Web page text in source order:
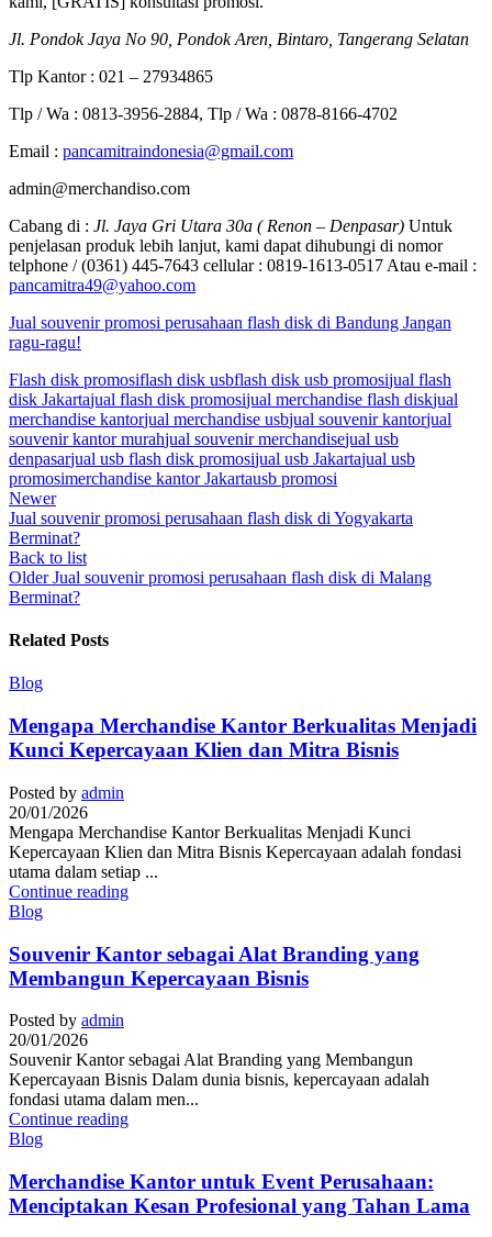
Jl. Pondok Jaya No 90, Pondok Aren, Bintaro, Tangerang Selatan
Tlp Kantor : 021 – 27934865
Tlp / Wa : 0813-3956-2884, Tlp / Wa : 0878-8166-4702
Email : pancamitraindonesia@gmail.com
admin@merchandiso.com
Cabang di : Jl. Jaya Gri Utara 30a ( Renon – Denpasar) Untuk
penjelasan produk lebih lanjut, kami dapat dihubungi di nomor
telphone / (0361) 445-7643 cellular : 0819-1613-0517 Atau e-mail :
pancamitra49@yahoo.com
Jual souvenir promosi perusahaan flash disk di Bandung Jangan
ragu-ragu!
Flash disk promosiflash disk usbflash disk usb promosijual flash
disk Jakartajual flash disk promosijual merchandise flash diskjual
merchandise kantorjual merchandise usbjual souvenir kantorjual
souvenir kantor murahjual souvenir merchandisejual usb
denpasarjual usb flash disk promosijual usb Jakartajual usb
promosimerchandise kantor Jakartausb promosi
Newer
Jual souvenir promosi perusahaan flash disk di Yogyakarta
Berminat?
Back to list
Older Jual souvenir promosi perusahaan flash disk di Malang
Berminat?
Related Posts
Blog
Mengapa Merchandise Kantor Berkualitas Menjadi
Kunci Kepercayaan Klien dan Mitra Bisnis
Posted by admin
20/01/2026
Mengapa Merchandise Kantor Berkualitas Menjadi Kunci
Kepercayaan Klien dan Mitra Bisnis Kepercayaan adalah fondasi
utama dalam setiap ...
Continue reading
Blog
Souvenir Kantor sebagai Alat Branding yang
Membangun Kepercayaan Bisnis
Posted by admin
20/01/2026
Souvenir Kantor sebagai Alat Branding yang Membangun
Kepercayaan Bisnis Dalam dunia bisnis, kepercayaan adalah
fondasi utama dalam men...
Continue reading
Blog
Merchandise Kantor untuk Event Perusahaan:
Menciptakan Kesan Profesional yang Tahan Lama